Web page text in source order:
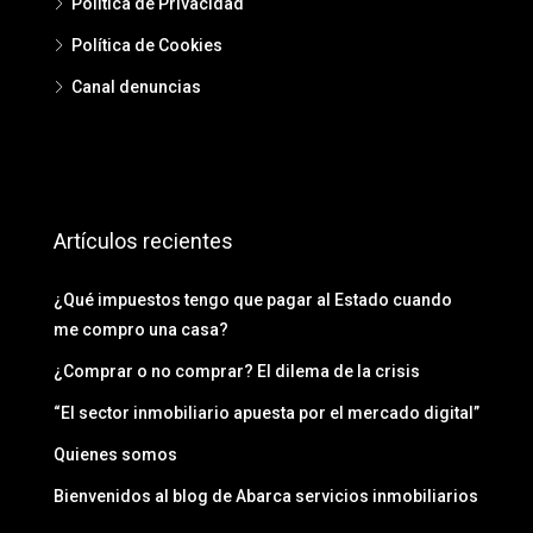
Política de Privacidad
Política de Cookies
Canal denuncias
Artículos recientes
¿Qué impuestos tengo que pagar al Estado cuando
me compro una casa?
¿Comprar o no comprar? El dilema de la crisis
“El sector inmobiliario apuesta por el mercado digital”
Quienes somos
Bienvenidos al blog de Abarca servicios inmobiliarios